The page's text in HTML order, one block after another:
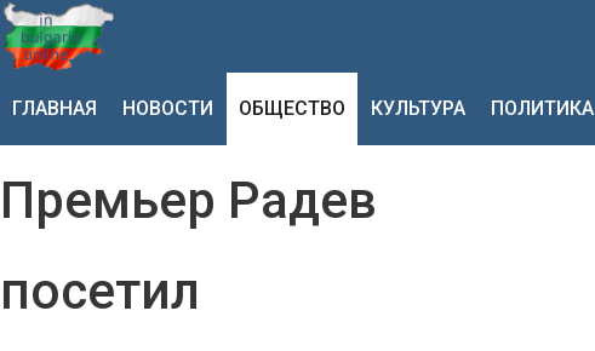
ГЛАВНАЯ НОВОСТИ ОБЩЕСТВО КУЛЬТУРА ПОЛИТИКА
Премьер Радев
посетил